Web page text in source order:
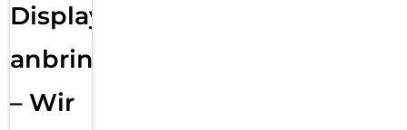
Displayfolie
anbringen
– Wir